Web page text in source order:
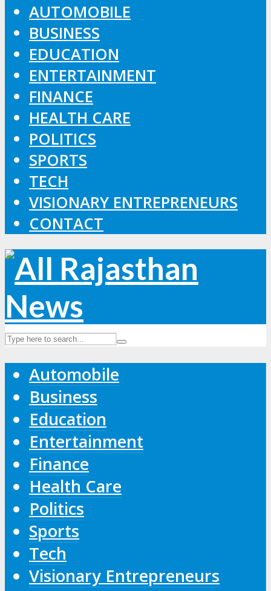
AUTOMOBILE
BUSINESS
EDUCATION
ENTERTAINMENT
FINANCE
HEALTH CARE
POLITICS
SPORTS
TECH
VISIONARY ENTREPRENEURS
CONTACT
Automobile
Business
Education
Entertainment
Finance
Health Care
Politics
Sports
Tech
Visionary Entrepreneurs